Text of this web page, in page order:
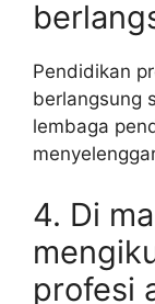
Pendidikan
berlangsung
lembaga
4. Di
profesi